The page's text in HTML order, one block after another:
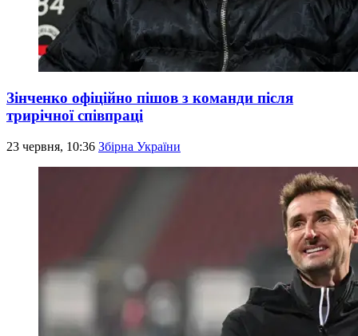
Зінченко офіційно пішов з команди після
трирічної співпраці
23 червня, 10:36 Збірна України